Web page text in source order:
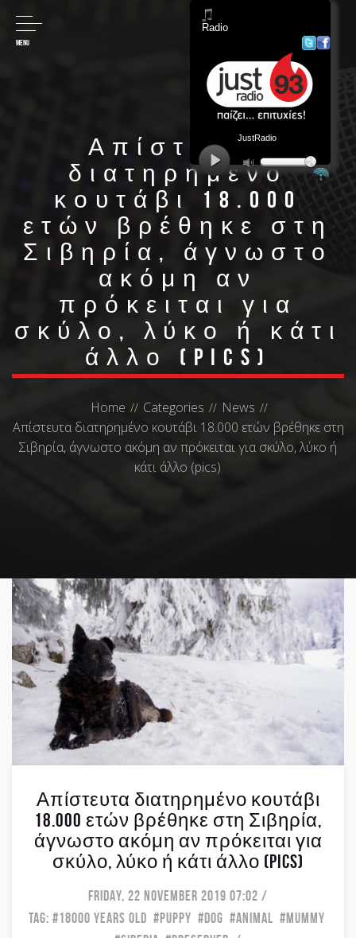
MENU
Απίστευτα
διατηρημένο
κουτάβι 18.000
ετών βρέθηκε στη
Σιβηρία, άγνωστο
ακόμη αν
πρόκειται για
σκύλο, λύκο ή κάτι
άλλο (pics)
Home Categories
News
Απίστευτα διατηρημένο κουτάβι 18.000 ετών βρέθηκε στη
Σιβηρία, άγνωστο ακόμη αν πρόκειται για σκύλο, λύκο ή
κάτι άλλο (pics)
Απίστευτα διατηρημένο κουτάβι
18.000 ετών βρέθηκε στη Σιβηρία,
άγνωστο ακόμη αν πρόκειται για
σκύλο, λύκο ή κάτι άλλο (pics)
FRIDAY, 22 NOVEMBER 2019 07:02
TAG:
18000 YEARS OLD PUPPY DOG ANIMAL
MUMMY